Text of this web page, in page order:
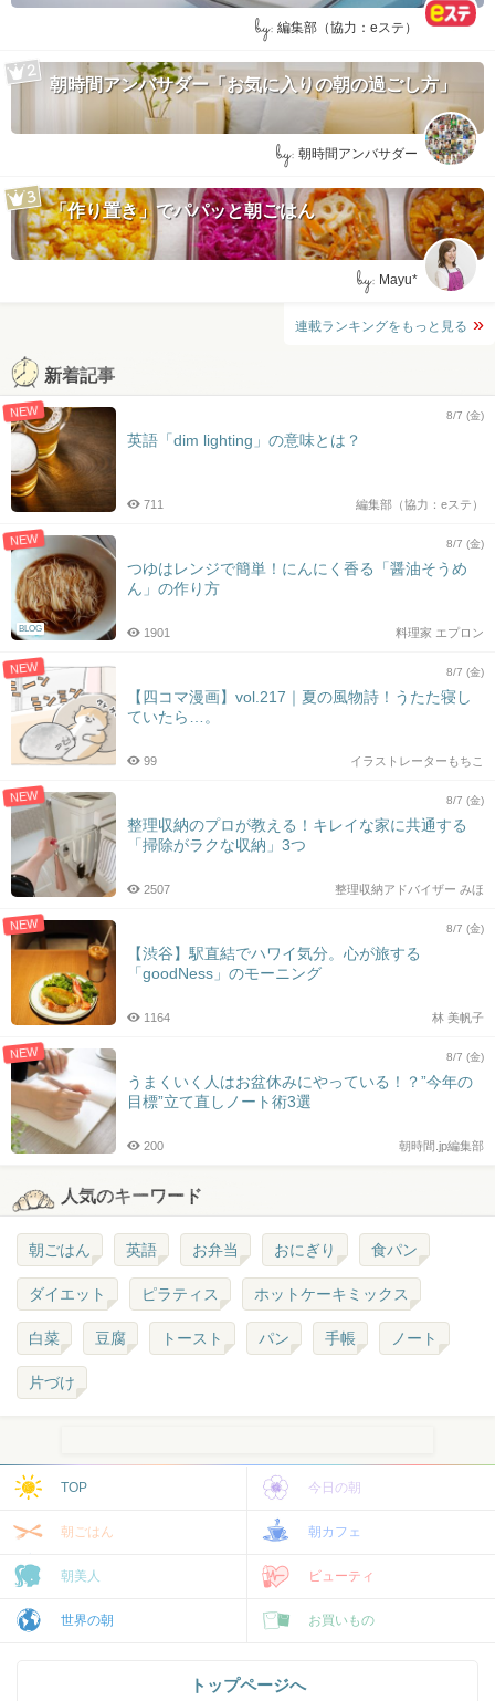
by: 編集部（協力：eステ）
朝時間アンバサダー「お気に入りの朝の過ごし方」
by: 朝時間アンバサダー
「作り置き」でパパッと朝ごはん
by: Mayu*
連載ランキングをもっと見る
新着記事
NEW 8/7 (金)
英語「dim lighting」の意味とは？
編集部（協力：eステ）
711
NEW
BLOG
8/7 (金)
つゆはレンジで簡単！にんにく香る「醤油そうめ
ん」の作り方
料理家 エプロン
1901
NEW 8/7 (金)
【四コマ漫画】vol.217｜夏の風物詩！うたた寝し
ていたら…。
イラストレーターもちこ
99
NEW 8/7 (金)
整理収納のプロが教える！キレイな家に共通する
「掃除がラクな収納」3つ
整理収納アドバイザー みほ
2507
NEW 8/7 (金)
【渋谷】駅直結でハワイ気分。心が旅する
「goodNess」のモーニング
林 美帆子
1164
NEW 8/7 (金)
うまくいく人はお盆休みにやっている！？”今年の
目標”立て直しノート術3選
朝時間.jp編集部
200
人気のキーワード
朝ごはん 英語 お弁当 おにぎり 食パン
ダイエット ピラティス ホットケーキミックス
白菜 豆腐 トースト パン 手帳 ノート
片づけ
TOP 今日の朝
朝ごはん 朝カフェ
朝美人 ビューティ
世界の朝 お買いもの
トップページへ